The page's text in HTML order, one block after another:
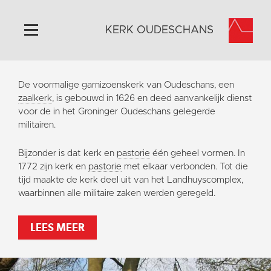
Home
Algemeen
Historie
Activiteiten
Steun ons
Contact
Vaktaal
KERK OUDESCHANS
De voormalige garnizoenskerk van Oudeschans, een
zaalkerk, is gebouwd in 1626 en deed aanvankelijk dienst
voor de in het Groninger Oudeschans gelegerde
militairen.
Bijzonder is dat kerk en pastorie één geheel vormen. In
1772 zijn kerk en pastorie met elkaar verbonden. Tot die
tijd maakte de kerk deel uit van het Landhuyscomplex,
waarbinnen alle militaire zaken werden geregeld.
LEES MEER